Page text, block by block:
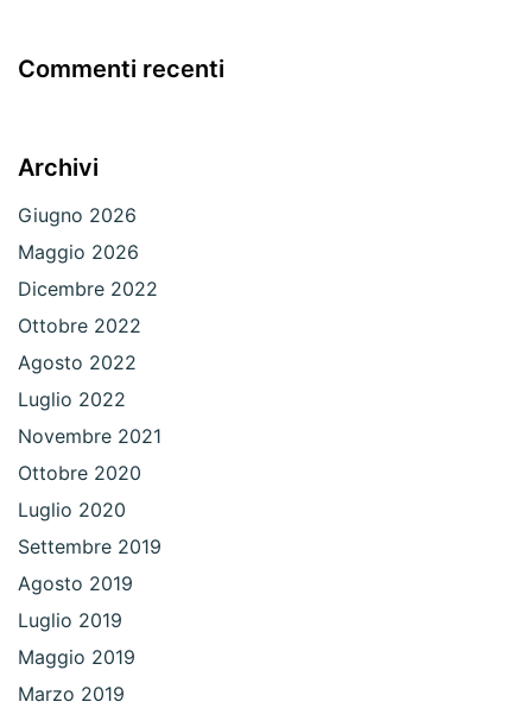
Commenti recenti
Archivi
Giugno 2026
Maggio 2026
Dicembre 2022
Ottobre 2022
Agosto 2022
Luglio 2022
Novembre 2021
Ottobre 2020
Luglio 2020
Settembre 2019
Agosto 2019
Luglio 2019
Maggio 2019
Marzo 2019